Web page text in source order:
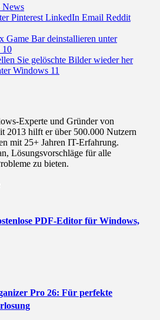
News
Pinterest LinkedIn Email Reddit
Game Bar deinstallieren unter
10
Sie gelöschte Bilder wieder her
Windows 11
Experte und Gründer von
2013 hilft er über 500.000 Nutzern
mit 25+ Jahren IT-Erfahrung.
Lösungsvorschläge für alle
zu bieten.
PDF-Editor für Windows,
Pro 26: Für perfekte